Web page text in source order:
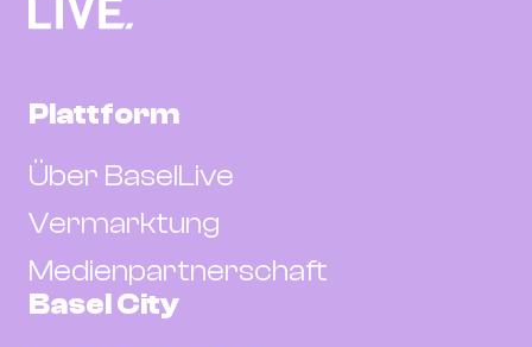
Plattform
Über BaselLive
Vermarktung
Medienpartnerschaft
Basel City